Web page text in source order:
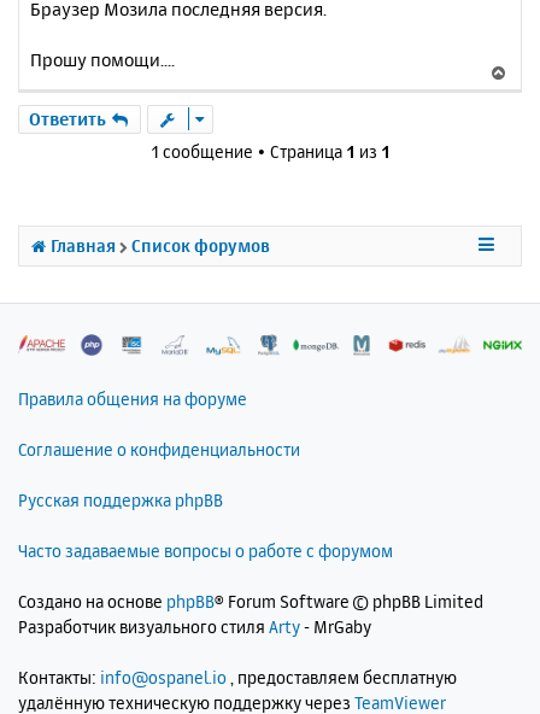
Браузер Мозила последняя версия.
Прошу помощи....
е
с
н
ч
Ответить
1 сообщение • Страница 1 из 1
Главная Список форумов
Правила общения на форуме
Соглашение о конфиденциальности
Русская поддержка phpBB
Часто задаваемые вопросы о работе с форумом
Создано на основе phpBB® Forum Software © phpBB Limited
Разработчик визуального стиля Arty- MrGaby
Контакты: info@ospanel.io , предоставляем бесплатную
удалённую техническую поддержку через TeamViewer